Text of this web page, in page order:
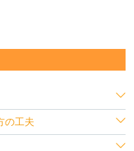
の工夫